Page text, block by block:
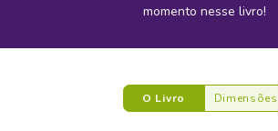
momento nesse livro!
O Livro Dimensões